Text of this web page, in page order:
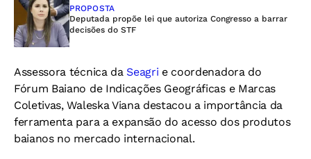
PROPOSTA
Deputada propõe lei que autoriza Congresso a barrar
decisões do STF
Assessora técnica da Seagri e coordenadora do
Fórum Baiano de Indicações Geográficas e Marcas
Coletivas, Waleska Viana destacou a importância da
ferramenta para a expansão do acesso dos produtos
baianos no mercado internacional.